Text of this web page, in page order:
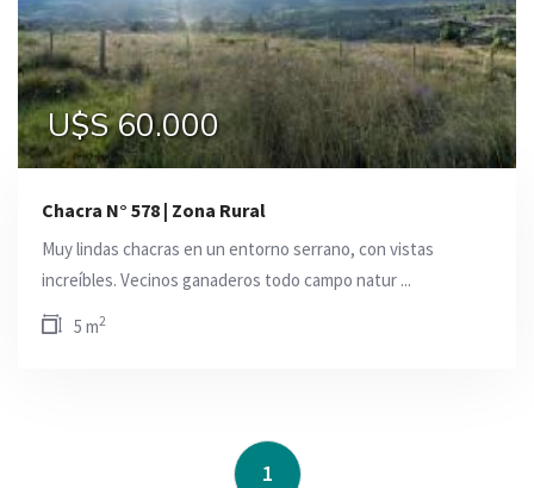
U$S 60.000
Chacra N° 578 | Zona Rural
Muy lindas chacras en un entorno serrano, con vistas
increíbles. Vecinos ganaderos todo campo natur ...
5 m2
1